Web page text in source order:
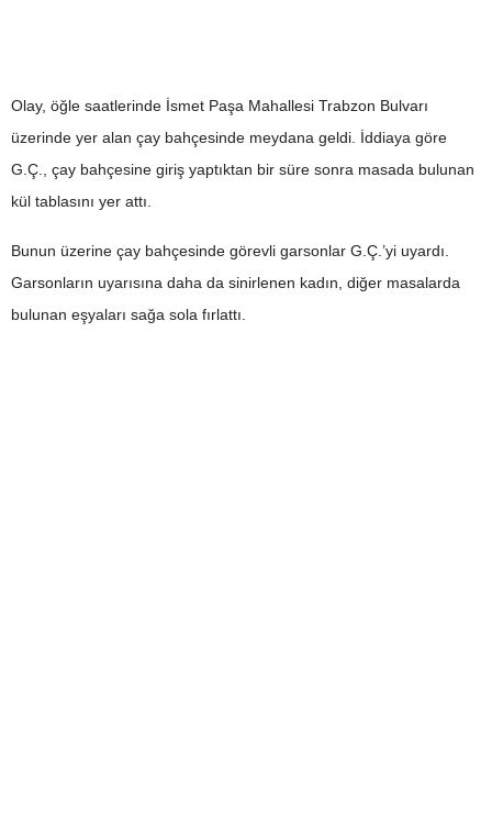
Olay, öğle saatlerinde İsmet Paşa Mahallesi Trabzon Bulvarı
üzerinde yer alan çay bahçesinde meydana geldi. İddiaya göre
G.Ç., çay bahçesine giriş yaptıktan bir süre sonra masada bulunan
kül tablasını yer attı.
Bunun üzerine çay bahçesinde görevli garsonlar G.Ç.’yi uyardı.
Garsonların uyarısına daha da sinirlenen kadın, diğer masalarda
bulunan eşyaları sağa sola fırlattı.